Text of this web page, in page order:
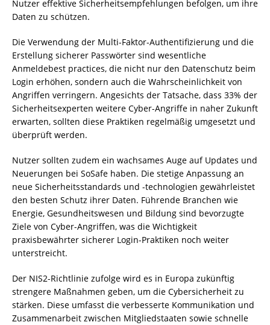
Nutzer effektive Sicherheitsempfehlungen befolgen, um ihre
Daten zu schützen.
Die Verwendung der Multi-Faktor-Authentifizierung und die
Erstellung sicherer Passwörter sind wesentliche
Anmeldebest practices, die nicht nur den Datenschutz beim
Login erhöhen, sondern auch die Wahrscheinlichkeit von
Angriffen verringern. Angesichts der Tatsache, dass 33% der
Sicherheitsexperten weitere Cyber-Angriffe in naher Zukunft
erwarten, sollten diese Praktiken regelmäßig umgesetzt und
überprüft werden.
Nutzer sollten zudem ein wachsames Auge auf Updates und
Neuerungen bei SoSafe haben. Die stetige Anpassung an
neue Sicherheitsstandards und -technologien gewährleistet
den besten Schutz ihrer Daten. Führende Branchen wie
Energie, Gesundheitswesen und Bildung sind bevorzugte
Ziele von Cyber-Angriffen, was die Wichtigkeit
praxisbewährter sicherer Login-Praktiken noch weiter
unterstreicht.
Der NIS2-Richtlinie zufolge wird es in Europa zukünftig
strengere Maßnahmen geben, um die Cybersicherheit zu
stärken. Diese umfasst die verbesserte Kommunikation und
Zusammenarbeit zwischen Mitgliedstaaten sowie schnelle